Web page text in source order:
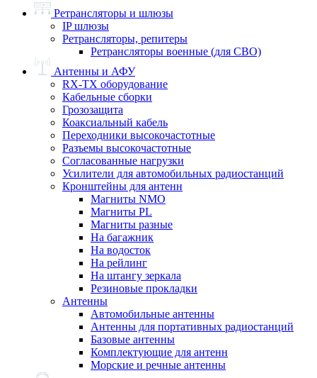
Ретрансляторы и шлюзы
IP шлюзы
Ретрансляторы, репитеры
Ретрансляторы военные (для СВО)
Антенны и АФУ
RX-TX оборудование
Кабельные сборки
Грозозащита
Коаксиальный кабель
Переходники высокочастотные
Разъемы высокочастотные
Согласованные нагрузки
Усилители для автомобильных радиостанций
Кронштейны для антенн
Магниты NMO
Магниты PL
Магниты разные
На багажник
На водосток
На рейлинг
На штангу зеркала
Резиновые прокладки
Антенны
Автомобильные антенны
Антенны для портативных радиостанций
Базовые антенны
Комплектующие для антенн
Морские и речные антенны